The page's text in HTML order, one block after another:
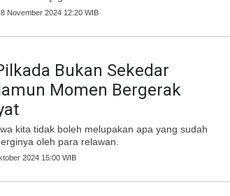
November 2024 12:20 WIB
Bukan Sekedar
Momen Bergerak
kita tidak boleh melupakan apa yang sudah
oleh para relawan.
2024 15:00 WIB